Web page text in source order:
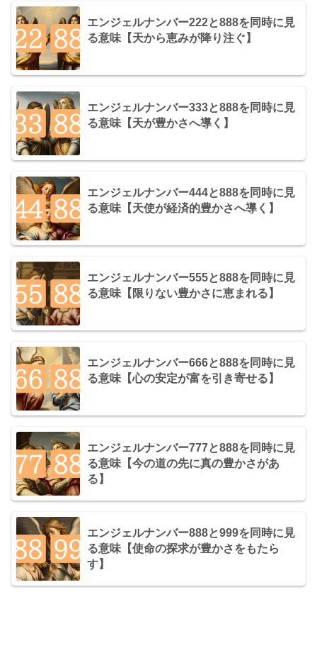
エンジェルナンバー222と888を同時に見
る意味【天から恵みが降り注ぐ】
エンジェルナンバー333と888を同時に見
る意味【天が豊かさへ導く】
エンジェルナンバー444と888を同時に見
る意味【天使が経済的豊かさへ導く】
エンジェルナンバー555と888を同時に見
る意味【限りない豊かさに恵まれる】
エンジェルナンバー666と888を同時に見
る意味【心の安定が富を引き寄せる】
エンジェルナンバー777と888を同時に見
る意味【今の道の先に真の豊かさがあ
る】
エンジェルナンバー888と999を同時に見
る意味【使命の探求が豊かさをもたら
す】